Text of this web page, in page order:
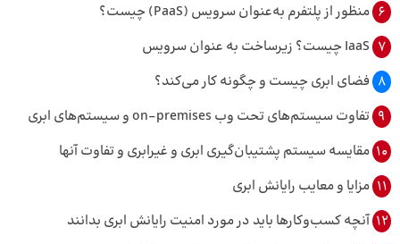
6 منظور از پلتفرم به‌عنوان سرویس (PaaS) چیست؟
7
8 فضای ابری چیست و چگونه کار می‌کند؟
9 تفاوت سیستم‌های تحت وب on-premises و سیستم‌های ابری
10 مقایسه سیستم پشتیبان‌گیری ابری و غیرابری و تفاوت‌ آنها
11 مزایا و معایب رایانش ابری
12 آنچه کسب‌وکارها باید در مورد امنیت رایانش ابری بدانند